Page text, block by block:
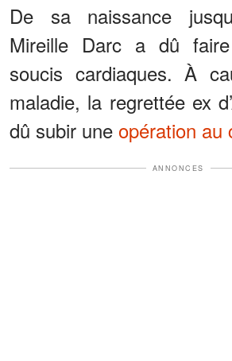
De sa naissance
Mireille Darc a dû
soucis cardiaques. À
maladie, la regrettée ex
dû subir une opération
ANNONCES